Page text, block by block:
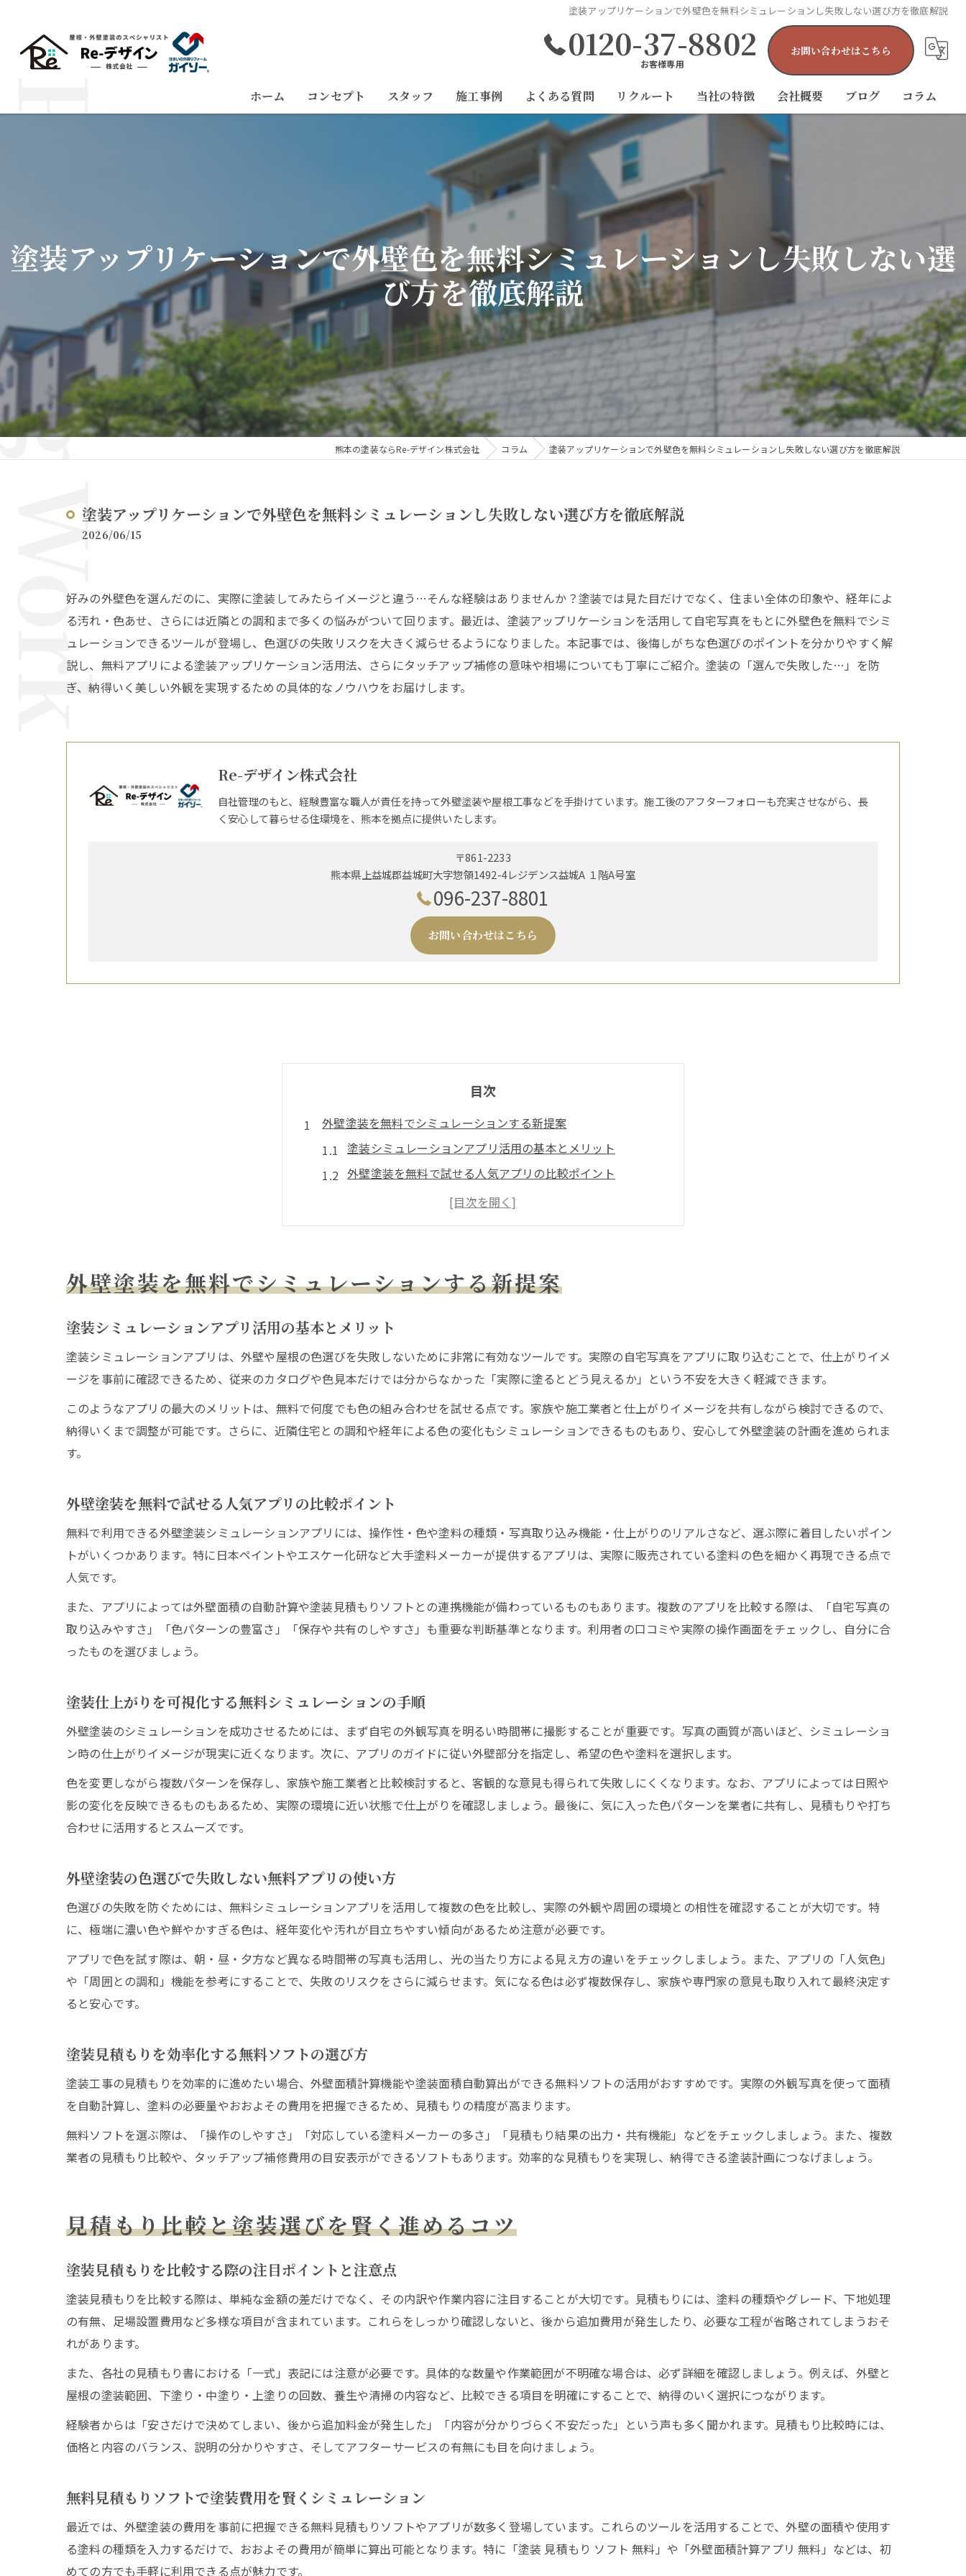
塗装アップリケーションで外壁色を無料シミュレーションし失敗しない選び方を徹底解説
0120-37-8802
お客様専用
お問い合わせはこちら
ホーム コンセプト スタッフ 施工事例 よくある質問 リクルート 当社の特徴
屋根塗装
雨漏り
屋根工事
会社概要 ブログ コラム
塗装アップリケーションで外壁色を無料シミュレーションし失敗しない選
び方を徹底解説
熊本の塗装ならRe-デザイン株式会社 コラム 塗装アップリケーションで外壁色を無料シミュレーションし失敗しない選び方を徹底解説
塗装アップリケーションで外壁色を無料シミュレーションし失敗しない選び方を徹底解説
2026/06/15
好みの外壁色を選んだのに、実際に塗装してみたらイメージと違う…そんな経験はありませんか？塗装では見た目だけでなく、住まい全体の印象や、経年によ
る汚れ・色あせ、さらには近隣との調和まで多くの悩みがついて回ります。最近は、塗装アップリケーションを活用して自宅写真をもとに外壁色を無料でシミ
ュレーションできるツールが登場し、色選びの失敗リスクを大きく減らせるようになりました。本記事では、後悔しがちな色選びのポイントを分かりやすく解
説し、無料アプリによる塗装アップリケーション活用法、さらにタッチアップ補修の意味や相場についても丁寧にご紹介。塗装の「選んで失敗した…」を防
ぎ、納得いく美しい外観を実現するための具体的なノウハウをお届けします。
Re-デザイン株式会社
自社管理のもと、経験豊富な職人が責任を持って外壁塗装や屋根工事などを手掛けています。施工後のアフターフォローも充実させながら、長
く安心して暮らせる住環境を、熊本を拠点に提供いたします。
〒861-2233
熊本県上益城郡益城町大字惣領1492-4レジデンス益城A １階A号室
096-237-8801
お問い合わせはこちら
目次
外壁塗装を無料でシミュレーションする新提案
塗装シミュレーションアプリ活用の基本とメリット
外壁塗装を無料で試せる人気アプリの比較ポイント
塗装仕上がりを可視化する無料シミュレーションの手順
外壁塗装の色選びで失敗しない無料アプリの使い方
見積もり比較と塗装選びを賢く進めるコツ
塗装見積もりを比較する際の注目ポイントと注意点
無料見積もりソフトで塗装費用を賢くシミュレーション
外壁塗装の色比較で失敗を防ぐコツとチェックリスト
塗装費用の内訳を見抜くための無料アプリ活用法
塗装選びで後悔しないための事前シミュレーションの重要性
タッチアップの意味と部分補修のポイント解説
タッチアップ費用の相場と適正な範囲の見極め方
塗装後の傷やムラを防ぐための補修方法
外壁塗装で部分補修が必要となるケースと対策
塗装で後悔しない色選びのポイントと注意点
外壁塗装でやめた方がいい色の特徴と選び方
外壁塗装で避けたいカラー配色の具体例
シミュレーションアプリの活用で失敗ゼロへ
塗装シミュレーションアプリが色選びにもたらす安心感
無料アプリで外壁塗装の失敗リスクを減らす方法
塗装のカラーシミュレーションによる納得の色決定術
塗装費用の妥当性と最適な依頼方法を知る
塗装費用が妥当かチェックするための見積もり活用法
外壁塗装の適正価格を知るための無料アプリの使い方
部分補修と全面塗装の費用差を見極めるポイント
塗装依頼時に確認したい費用明細と注意事項
外壁塗装を無料でシミュレーションする新提案
塗装シミュレーションアプリ活用の基本とメリット
塗装シミュレーションアプリは、外壁や屋根の色選びを失敗しないために非常に有効なツールです。実際の自宅写真をアプリに取り込むことで、仕上がりイメ
ージを事前に確認できるため、従来のカタログや色見本だけでは分からなかった「実際に塗るとどう見えるか」という不安を大きく軽減できます。
このようなアプリの最大のメリットは、無料で何度でも色の組み合わせを試せる点です。家族や施工業者と仕上がりイメージを共有しながら検討できるので、
納得いくまで調整が可能です。さらに、近隣住宅との調和や経年による色の変化もシミュレーションできるものもあり、安心して外壁塗装の計画を進められま
す。
外壁塗装を無料で試せる人気アプリの比較ポイント
無料で利用できる外壁塗装シミュレーションアプリには、操作性・色や塗料の種類・写真取り込み機能・仕上がりのリアルさなど、選ぶ際に着目したいポイン
トがいくつかあります。特に日本ペイントやエスケー化研など大手塗料メーカーが提供するアプリは、実際に販売されている塗料の色を細かく再現できる点で
人気です。
また、アプリによっては外壁面積の自動計算や塗装見積もりソフトとの連携機能が備わっているものもあります。複数のアプリを比較する際は、「自宅写真の
取り込みやすさ」「色パターンの豊富さ」「保存や共有のしやすさ」も重要な判断基準となります。利用者の口コミや実際の操作画面をチェックし、自分に合
ったものを選びましょう。
塗装仕上がりを可視化する無料シミュレーションの手順
外壁塗装のシミュレーションを成功させるためには、まず自宅の外観写真を明るい時間帯に撮影することが重要です。写真の画質が高いほど、シミュレーショ
ン時の仕上がりイメージが現実に近くなります。次に、アプリのガイドに従い外壁部分を指定し、希望の色や塗料を選択します。
色を変更しながら複数パターンを保存し、家族や施工業者と比較検討すると、客観的な意見も得られて失敗しにくくなります。なお、アプリによっては日照や
影の変化を反映できるものもあるため、実際の環境に近い状態で仕上がりを確認しましょう。最後に、気に入った色パターンを業者に共有し、見積もりや打ち
合わせに活用するとスムーズです。
外壁塗装の色選びで失敗しない無料アプリの使い方
色選びの失敗を防ぐためには、無料シミュレーションアプリを活用して複数の色を比較し、実際の外観や周囲の環境との相性を確認することが大切です。特
に、極端に濃い色や鮮やかすぎる色は、経年変化や汚れが目立ちやすい傾向があるため注意が必要です。
アプリで色を試す際は、朝・昼・夕方など異なる時間帯の写真も活用し、光の当たり方による見え方の違いをチェックしましょう。また、アプリの「人気色」
や「周囲との調和」機能を参考にすることで、失敗のリスクをさらに減らせます。気になる色は必ず複数保存し、家族や専門家の意見も取り入れて最終決定す
ると安心です。
塗装見積もりを効率化する無料ソフトの選び方
塗装工事の見積もりを効率的に進めたい場合、外壁面積計算機能や塗装面積自動算出ができる無料ソフトの活用がおすすめです。実際の外観写真を使って面積
を自動計算し、塗料の必要量やおおよその費用を把握できるため、見積もりの精度が高まります。
無料ソフトを選ぶ際は、「操作のしやすさ」「対応している塗料メーカーの多さ」「見積もり結果の出力・共有機能」などをチェックしましょう。また、複数
業者の見積もり比較や、タッチアップ補修費用の目安表示ができるソフトもあります。効率的な見積もりを実現し、納得できる塗装計画につなげましょう。
見積もり比較と塗装選びを賢く進めるコツ
塗装見積もりを比較する際の注目ポイントと注意点
塗装見積もりを比較する際は、単純な金額の差だけでなく、その内訳や作業内容に注目することが大切です。見積もりには、塗料の種類やグレード、下地処理
の有無、足場設置費用など多様な項目が含まれています。これらをしっかり確認しないと、後から追加費用が発生したり、必要な工程が省略されてしまうおそ
れがあります。
また、各社の見積もり書における「一式」表記には注意が必要です。具体的な数量や作業範囲が不明確な場合は、必ず詳細を確認しましょう。例えば、外壁と
屋根の塗装範囲、下塗り・中塗り・上塗りの回数、養生や清掃の内容など、比較できる項目を明確にすることで、納得のいく選択につながります。
経験者からは「安さだけで決めてしまい、後から追加料金が発生した」「内容が分かりづらく不安だった」という声も多く聞かれます。見積もり比較時には、
価格と内容のバランス、説明の分かりやすさ、そしてアフターサービスの有無にも目を向けましょう。
無料見積もりソフトで塗装費用を賢くシミュレーション
最近では、外壁塗装の費用を事前に把握できる無料見積もりソフトやアプリが数多く登場しています。これらのツールを活用することで、外壁の面積や使用す
る塗料の種類を入力するだけで、おおよその費用が簡単に算出可能となります。特に「塗装 見積もり ソフト 無料」や「外壁面積計算アプリ 無料」などは、初
めての方でも手軽に利用できる点が魅力です。